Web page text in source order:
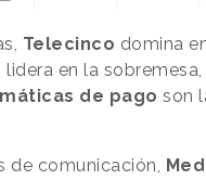
Telecinco domina
en la sobremesa,
de pago son
de comunicación,